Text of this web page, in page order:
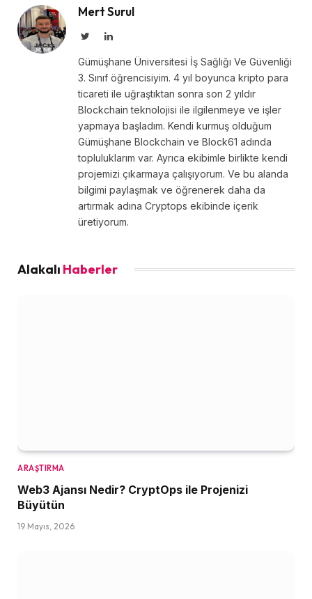
Mert Surul
TwitterLinkedIn
Gümüşhane Üniversitesi İş Sağlığı Ve Güvenliği
3. Sınıf öğrencisiyim. 4 yıl boyunca kripto para
ticareti ile uğraştıktan sonra son 2 yıldır
Blockchain teknolojisi ile ilgilenmeye ve işler
yapmaya başladım. Kendi kurmuş olduğum
Gümüşhane Blockchain ve Block61 adında
topluluklarım var. Ayrıca ekibimle birlikte kendi
projemizi çıkarmaya çalışıyorum. Ve bu alanda
bilgimi paylaşmak ve öğrenerek daha da
artırmak adına Cryptops ekibinde içerik
üretiyorum.
Alakalı Haberler
ARAŞTIRMA
Web3 Ajansı Nedir? CryptOps ile Projenizi
Büyütün
19 Mayıs, 2026